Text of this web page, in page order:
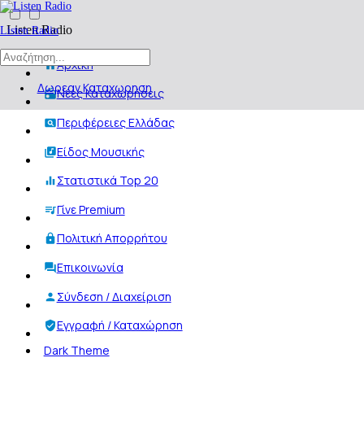
Listen Radio
Δωρεαν Καταχωρηση
Listen Radio
Αρχική
Νέες Καταχωρήσεις
Περιφέρειες Ελλάδας
Είδος Μουσικής
Στατιστικά Top 20
Γίνε Premium
Πολιτική Απορρήτου
Επικοινωνία
Σύνδεση / Διαχείριση
Εγγραφή / Καταχώρηση
Dark Theme